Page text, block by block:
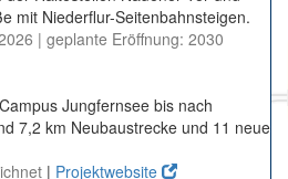
mit Niederflur-Seitenbahnsteigen.
| geplante Eröffnung: 2030
Jungfernsee bis nach
7,2 km Neubaustrecke und 11 neue
| Projektwebsite